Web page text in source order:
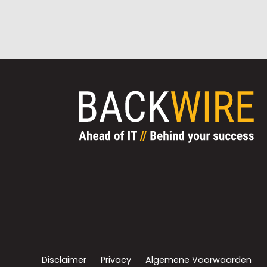
Disclaimer Privacy Algemene Voorwaarden